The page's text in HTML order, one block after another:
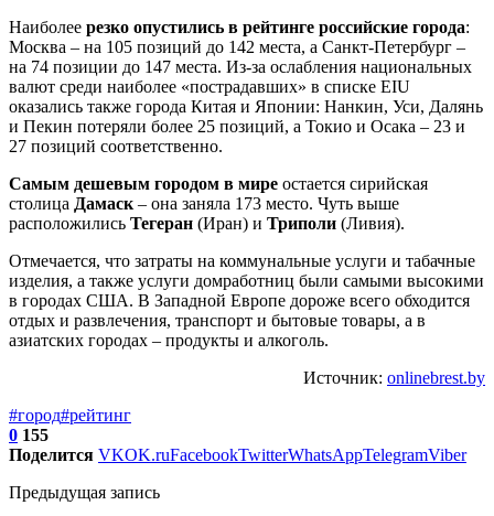
Наиболее резко опустились в рейтинге российские города:
Москва – на 105 позиций до 142 места, а Санкт-Петербург –
на 74 позиции до 147 места. Из-за ослабления национальных
валют среди наиболее «пострадавших» в списке EIU
оказались также города Китая и Японии: Нанкин, Уси, Далянь
и Пекин потеряли более 25 позиций, а Токио и Осака – 23 и
27 позиций соответственно.
Самым дешевым городом в мире остается сирийская
столица Дамаск – она заняла 173 место. Чуть выше
расположились Тегеран (Иран) и Триполи (Ливия).
Отмечается, что затраты на коммунальные услуги и табачные
изделия, а также услуги домработниц были самыми высокими
в городах США. В Западной Европе дороже всего обходится
отдых и развлечения, транспорт и бытовые товары, а в
азиатских городах – продукты и алкоголь.
Источник: onlinebrest.by
#город#рейтинг
0 155
Поделится VKOK.ruFacebookTwitterWhatsAppTelegramViber
Предыдущая запись